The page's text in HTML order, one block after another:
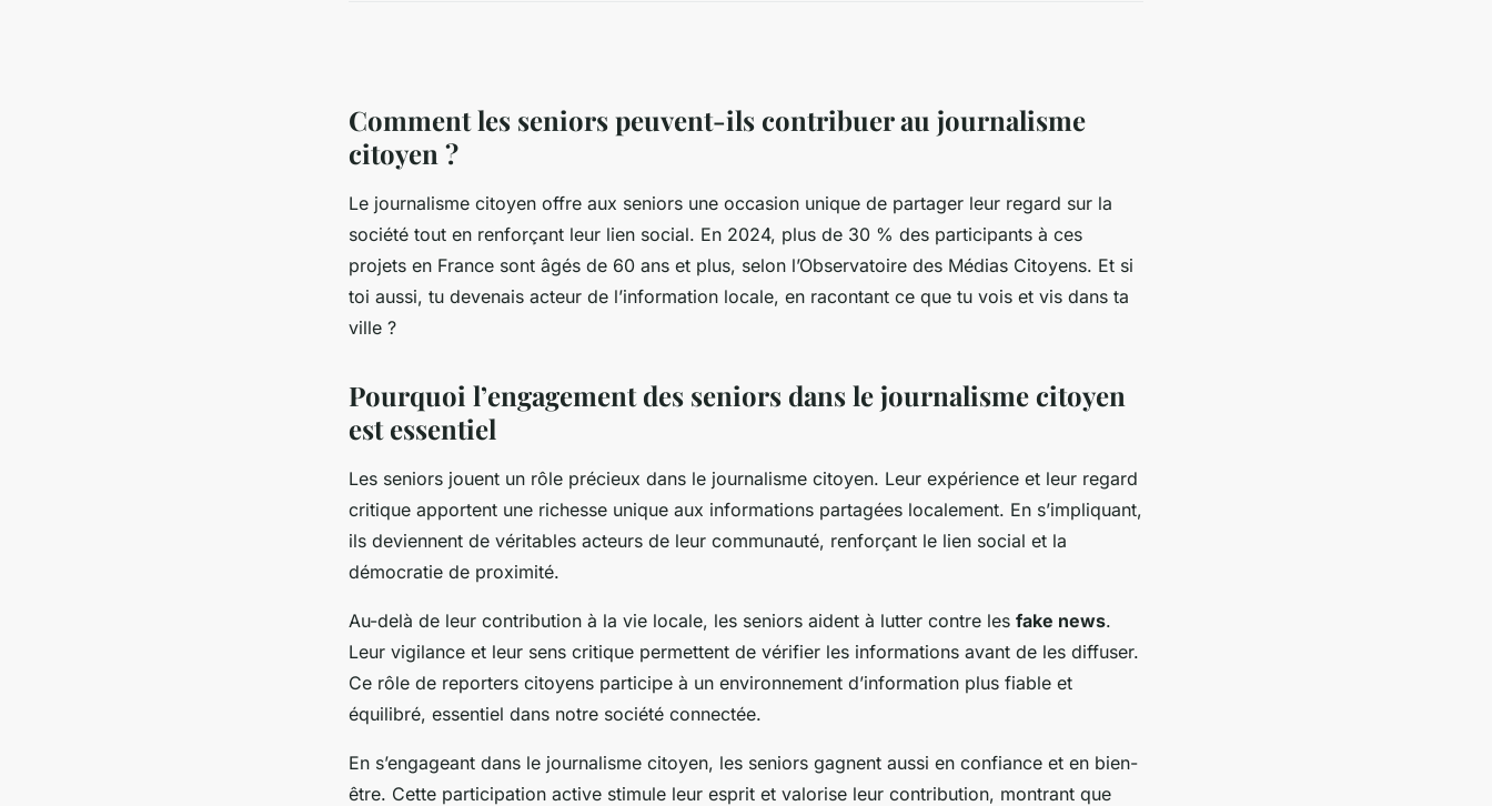
Comment les seniors peuvent-ils contribuer au journalisme
citoyen ?
Le journalisme citoyen offre aux seniors une occasion unique de partager leur regard sur la
société tout en renforçant leur lien social. En 2024, plus de 30 % des participants à ces
projets en France sont âgés de 60 ans et plus, selon l’Observatoire des Médias Citoyens. Et si
toi aussi, tu devenais acteur de l’information locale, en racontant ce que tu vois et vis dans ta
ville ?
Pourquoi l’engagement des seniors dans le journalisme citoyen
est essentiel
Les seniors jouent un rôle précieux dans le journalisme citoyen. Leur expérience et leur regard
critique apportent une richesse unique aux informations partagées localement. En s’impliquant,
ils deviennent de véritables acteurs de leur communauté, renforçant le lien social et la
démocratie de proximité.
Au-delà de leur contribution à la vie locale, les seniors aident à lutter contre les fake news.
Leur vigilance et leur sens critique permettent de vérifier les informations avant de les diffuser.
Ce rôle de reporters citoyens participe à un environnement d’information plus fiable et
équilibré, essentiel dans notre société connectée.
En s’engageant dans le journalisme citoyen, les seniors gagnent aussi en confiance et en bien-
être. Cette participation active stimule leur esprit et valorise leur contribution, montrant que